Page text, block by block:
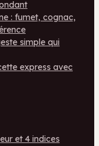
: fumet, cognac,
simple qui
express avec
et 4 indices